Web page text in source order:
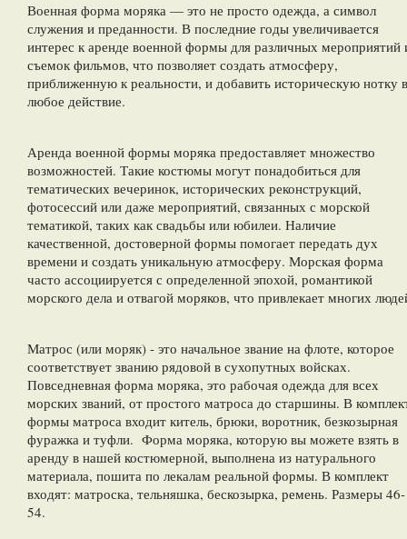
Военная форма моряка — это не просто одежда, а символ
служения и преданности. В последние годы увеличивается
интерес к аренде военной формы для различных мероприятий
съемок фильмов, что позволяет создать атмосферу,
приближенную к реальности, и добавить историческую нотку в
любое действие.
Аренда военной формы моряка предоставляет множество
возможностей. Такие костюмы могут понадобиться для
тематических вечеринок, исторических реконструкций,
фотосессий или даже мероприятий, связанных с морской
тематикой, таких как свадьбы или юбилеи. Наличие
качественной, достоверной формы помогает передать дух
времени и создать уникальную атмосферу. Морская форма
часто ассоциируется с определенной эпохой, романтикой
морского дела и отвагой моряков, что привлекает многих
Матрос (или моряк) - это начальное звание на флоте, которое
соответствует званию рядовой в сухопутных войсках.
Повседневная форма моряка, это рабочая одежда для всех
морских званий, от простого матроса до старшины. В
формы матроса входит китель, брюки, воротник, безкозырная
фуражка и туфли. Форма моряка, которую вы можете взять в
аренду в нашей костюмерной, выполнена из натурального
материала, пошита по лекалам реальной формы. В комплект
входят: матроска, тельняшка, бескозырка, ремень. Размеры 46-
54.